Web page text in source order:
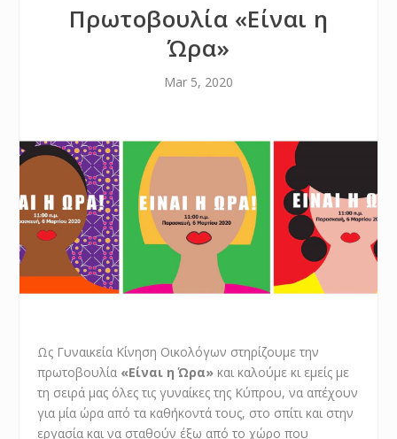
Πρωτοβουλία «Είναι η
Ώρα»
Mar 5, 2020
Ως Γυναικεία Κίνηση Οικολόγων στηρίζουμε την
πρωτοβουλία «Είναι η Ώρα» και καλούμε κι εμείς με
τη σειρά μας όλες τις γυναίκες της Κύπρου, να απέχουν
για μία ώρα από τα καθήκοντά τους, στο σπίτι και στην
εργασία και να σταθούν έξω από το χώρο που